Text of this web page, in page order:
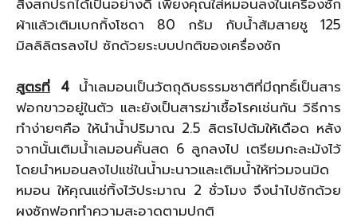
ผ้าแล้วเติมเบกกิ้งโซดา 80 กรัม กับน้ำส้มสายชู 125
มิลลิลิตรลงไป ซักด้วยระบบปกติของเครื่องซัก
สูตรที่ 4น้ำเลมอนเป็นวัตถุดิบธรรมชาติที่มีฤทธิ์เป็นสาร
ฟอกขาวอยู่ในตัว และยังเป็นสารฆ่าเชื้อโรคเช่นกัน วิธีการ
ทำง่ายๆคือ ให้นำน้ำปริมาณ 2.5 ลิตรไปต้มให้เดือด หลัง
จากนั้นเติมน้ำเลมอนคั้นสด 6 ลูกลงไป เตรียมกะละมังไว้
โดยนำหมอนลงไปแช่ในน้ำมะนาวและเติมน้ำให้ท่วมจนมิด
หมอน ให้คุณแช่ทิ้งไว้ประมาณ 2 ชั่วโมง จึงนำไปซักด้วย
ผงซักฟอกทำความสะอาดตามปกติ